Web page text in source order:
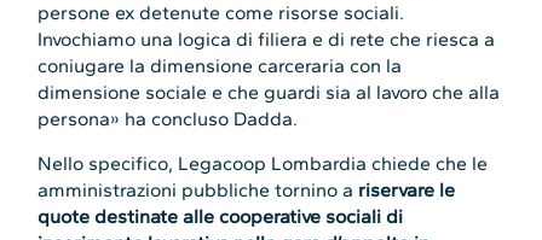
persone ex detenute come risorse sociali.
Invochiamo una logica di filiera e di rete che riesca a
coniugare la dimensione carceraria con la
dimensione sociale e che guardi sia al lavoro che alla
persona» ha concluso Dadda.
Nello specifico, Legacoop Lombardia chiede che le
amministrazioni pubbliche tornino a riservare le
quote destinate alle cooperative sociali di